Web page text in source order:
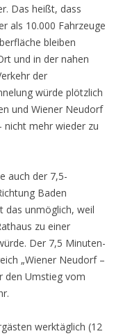
Das heißt, dass
als 10.000 Fahrzeuge
bleiben
und in der nahen
der
würde plötzlich
und Wiener Neudorf
nicht mehr wieder zu
auch der 7,5-
Baden
das unmöglich, weil
zu einer
Der 7,5 Minuten-
„Wiener Neudorf –
den Umstieg vom
werktäglich (12